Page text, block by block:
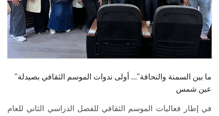
الخريجين
الموظفون
الزائـرون
"ما بين السمنة والنحافة"... أولى ندوات الموسم الثقافي بصيدلة
عين شمس
في إطار فعاليات الموسم الثقافي للفصل الدراسي الثاني للعام